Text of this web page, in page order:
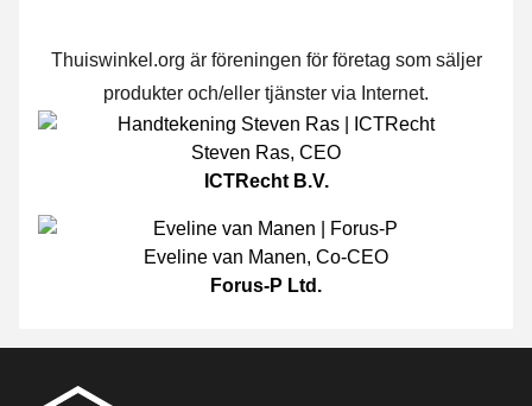
Thuiswinkel.org är föreningen för företag som säljer
produkter och/eller tjänster via Internet.
Steven Ras, CEO
ICTRecht B.V.
Eveline van Manen, Co-CEO
Forus-P Ltd.